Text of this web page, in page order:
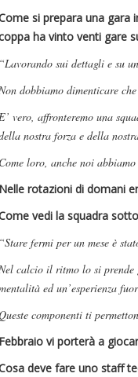
si prepara una gara
ha vinto venti gare
“Lavorando sui dettagli e su
dobbiamo dimenticare
vero, affronteremo una
nostra forza e della
Come loro, anche noi
Nelle rotazioni di domani
vedi la squadra
“Stare fermi per un mese è
calcio il ritmo lo si prende
ed un’esperienza
componenti ti
Febbraio vi porterà a
deve fare uno staff